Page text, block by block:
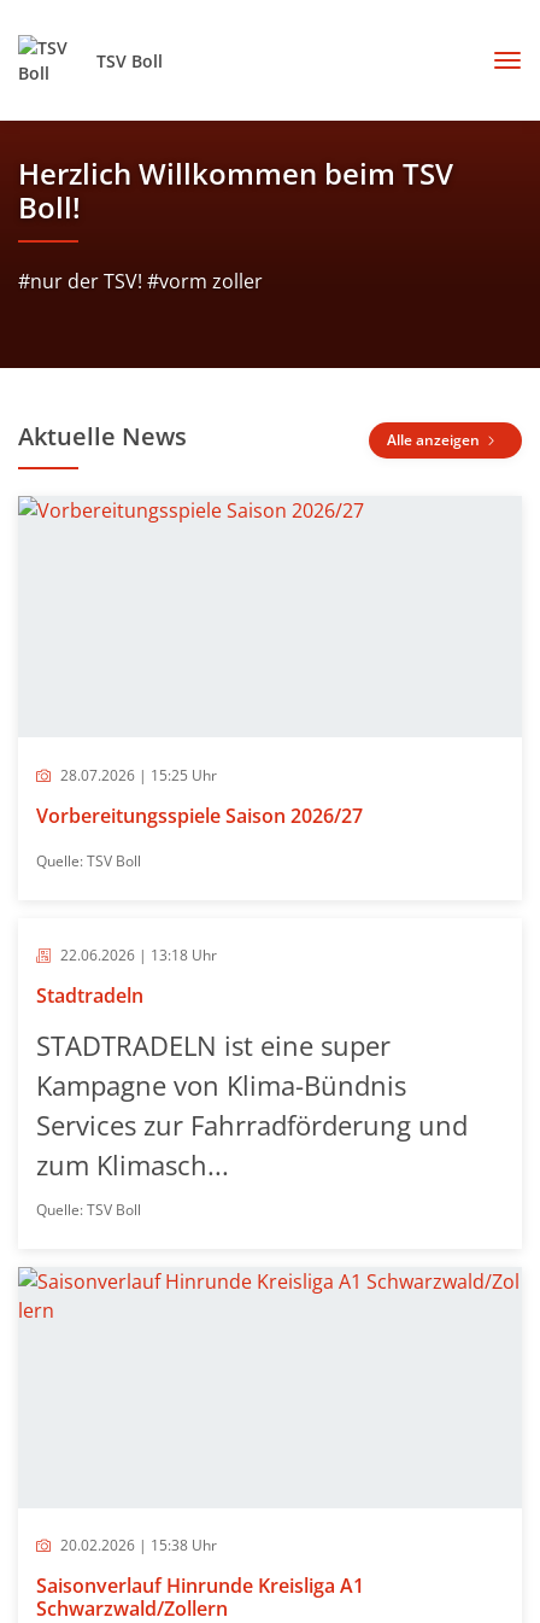
TSV Boll
Herzlich Willkommen beim TSV
Boll!
#nur der TSV! #vorm zoller
Aktuelle News Alle anzeigen
28.07.2026 | 15:25 Uhr
Vorbereitungsspiele Saison 2026/27
Quelle: TSV Boll
22.06.2026 | 13:18 Uhr
Stadtradeln
STADTRADELN ist eine super
Kampagne von Klima-Bündnis
Services zur Fahrradförderung und
zum Klimasch...
Quelle: TSV Boll
20.02.2026 | 15:38 Uhr
Saisonverlauf Hinrunde Kreisliga A1
Schwarzwald/Zollern